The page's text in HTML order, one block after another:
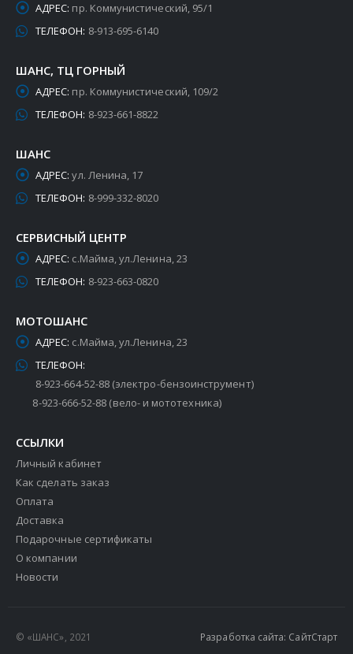
АДРЕС: пр. Коммунистический, 95/1
ТЕЛЕФОН: 8-913-695-6140
ШАНС, ТЦ ГОРНЫЙ
АДРЕС: пр. Коммунистический, 109/2
ТЕЛЕФОН: 8-923-661-8822
ШАНС
АДРЕС: ул. Ленина, 17
ТЕЛЕФОН: 8-999-332-8020
СЕРВИСНЫЙ ЦЕНТР
АДРЕС: с.Майма, ул.Ленина, 23
ТЕЛЕФОН: 8-923-663-0820
МОТОШАНС
АДРЕС: с.Майма, ул.Ленина, 23
ТЕЛЕФОН:
8-923-664-52-88 (электро-бензоинструмент)
8-923-666-52-88 (вело- и мототехника)
ССЫЛКИ
Личный кабинет
Как сделать заказ
Оплата
Доставка
Подарочные сертификаты
О компании
Новости
© «ШАНС», 2021 Разработка сайта: СайтСтарт